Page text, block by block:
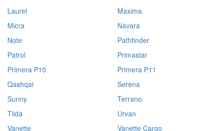
Laurel
Maxima
Micra
Navara
Note
Pathfinder
Patrol
Primastar
Primera P10
Primera P11
Qashqai
Serena
Sunny
Terrano
Tiida
Urvan
Vanette
Vanette Cargo